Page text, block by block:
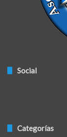
Social
Categorías